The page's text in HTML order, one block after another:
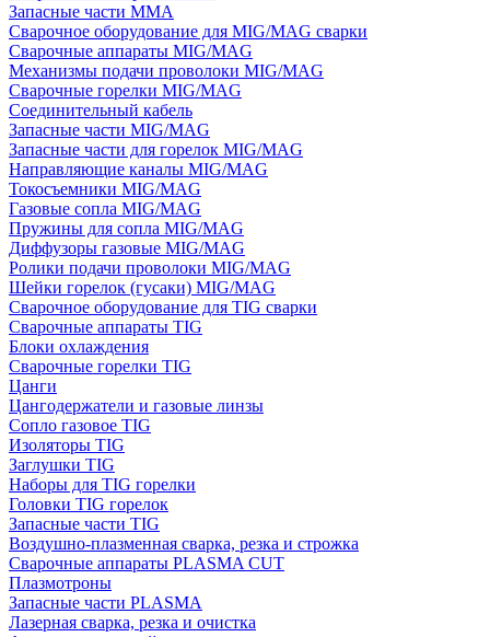
Запасные части MMA
Сварочное оборудование для MIG/MAG сварки
Сварочные аппараты MIG/MAG
Механизмы подачи проволоки MIG/MAG
Сварочные горелки MIG/MAG
Соединительный кабель
Запасные части MIG/MAG
Запасные части для горелок MIG/MAG
Направляющие каналы MIG/MAG
Токосъемники MIG/MAG
Газовые сопла MIG/MAG
Пружины для сопла MIG/MAG
Диффузоры газовые MIG/MAG
Ролики подачи проволоки MIG/MAG
Шейки горелок (гусаки) MIG/MAG
Сварочное оборудование для TIG сварки
Сварочные аппараты TIG
Блоки охлаждения
Сварочные горелки TIG
Цанги
Цангодержатели и газовые линзы
Сопло газовое TIG
Изоляторы TIG
Заглушки TIG
Наборы для TIG горелки
Головки TIG горелок
Запасные части TIG
Воздушно-плазменная сварка, резка и строжка
Сварочные аппараты PLASMA CUT
Плазмотроны
Запасные части PLASMA
Лазерная сварка, резка и очистка